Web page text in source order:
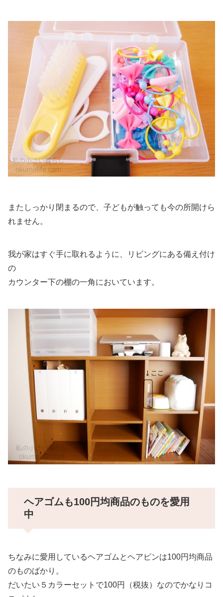
またしっかり閉まるので、子どもが触っても今の所開けら
れません。
我が家はすぐ手に取れるように、リビングにある備え付け
の
カウンター下の棚の一角においています。
ヘアゴムも100円均商品のものを愛用
中
ちなみに愛用しているヘアゴムとヘアピンは100円均商品
のものばかり。
だいたい５カラーセットで100円（税抜）なのでかなりコ